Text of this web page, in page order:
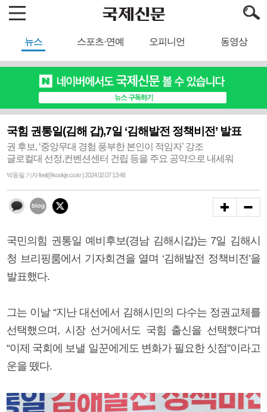
뉴스 스포츠·연예 오피니언 동영상
국힘 권통일(김해 갑),7일 ‘김해발전 정책비전’ 발표
권 후보, ‘중앙무대 경험 풍부한 본인이 적임자’ 강조
글로컬대 선정,컨벤션센터 건립 등을 주요 공약으로 내세워
박동필 기자 feel@kookje.co.kr | 2024.02.07 13:48
국민의힘 권통일 예비후보(경남 김해시갑)는 7일 김해시
청 브리핑룸에서 기자회견을 열며 ‘김해발전 정책비전’을
발표했다.
그는 이날 “지난 대선에서 김해시민의 다수는 정권교체를
선택했으며, 시장 선거에서도 국힘 출신을 선택했다”며
“이제 국회에 보낼 일꾼에게도 변화가 필요한 싯점”이라고
운을 뗐다.